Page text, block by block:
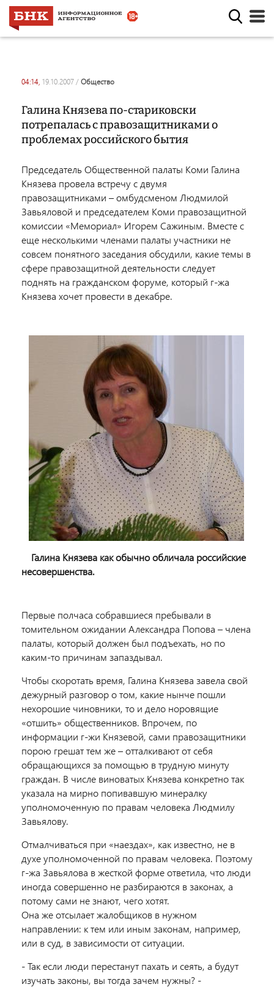
04:14, 19.10.2007 / общество
Галина Князева по-стариковски
потрепалась с правозащитниками о
проблемах российского бытия
Председатель Общественной палаты Коми Галина
Князева провела встречу с двумя
правозащитниками – омбудсменом Людмилой
Завьяловой и председателем Коми правозащитной
комиссии «Мемориал» Игорем Сажиным. Вместе с
еще несколькими членами палаты участники не
совсем понятного заседания обсудили, какие темы в
сфере правозащитной деятельности следует
поднять на гражданском форуме, который г-жа
Князева хочет провести в декабре.
Галина Князева как обычно обличала российские
несовершенства.
Первые полчаса собравшиеся пребывали в
томительном ожидании Александра Попова – члена
палаты, который должен был подъехать, но по
каким-то причинам запаздывал.
Чтобы скоротать время, Галина Князева завела свой
дежурный разговор о том, какие нынче пошли
нехорошие чиновники, то и дело норовящие
«отшить» общественников. Впрочем, по
информации г-жи Князевой, сами правозащитники
порою грешат тем же – отталкивают от себя
обращающихся за помощью в трудную минуту
граждан. В числе виноватых Князева конкретно так
указала на мирно попивавшую минералку
уполномоченную по правам человека Людмилу
Завьялову.
Отмалчиваться при «наездах», как известно, не в
духе уполномоченной по правам человека. Поэтому
г-жа Завьялова в жесткой форме ответила, что люди
иногда совершенно не разбираются в законах, а
потому сами не знают, чего хотят.
Она же отсылает жалобщиков в нужном
направлении: к тем или иным законам, например,
или в суд, в зависимости от ситуации.
- Так если люди перестанут пахать и сеять, а будут
изучать законы, вы тогда зачем нужны? -